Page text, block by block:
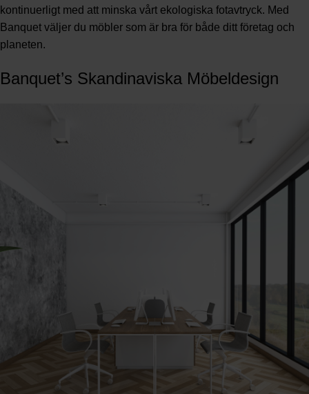
kontinuerligt med att minska vårt ekologiska fotavtryck. Med
Banquet väljer du möbler som är bra för både ditt företag och
planeten.
Banquet’s Skandinaviska Möbeldesign